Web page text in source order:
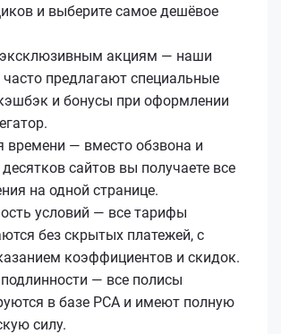
и выберите самое дешёвое
акциям — наши
предлагают специальные
и бонусы при оформлении
времени — вместо обзвона и
сайтов вы получаете все
на одной странице.
условий — все тарифы
без скрытых платежей, с
коэффициентов и скидок.
— все полисы
в базе РСА и имеют полную
силу.